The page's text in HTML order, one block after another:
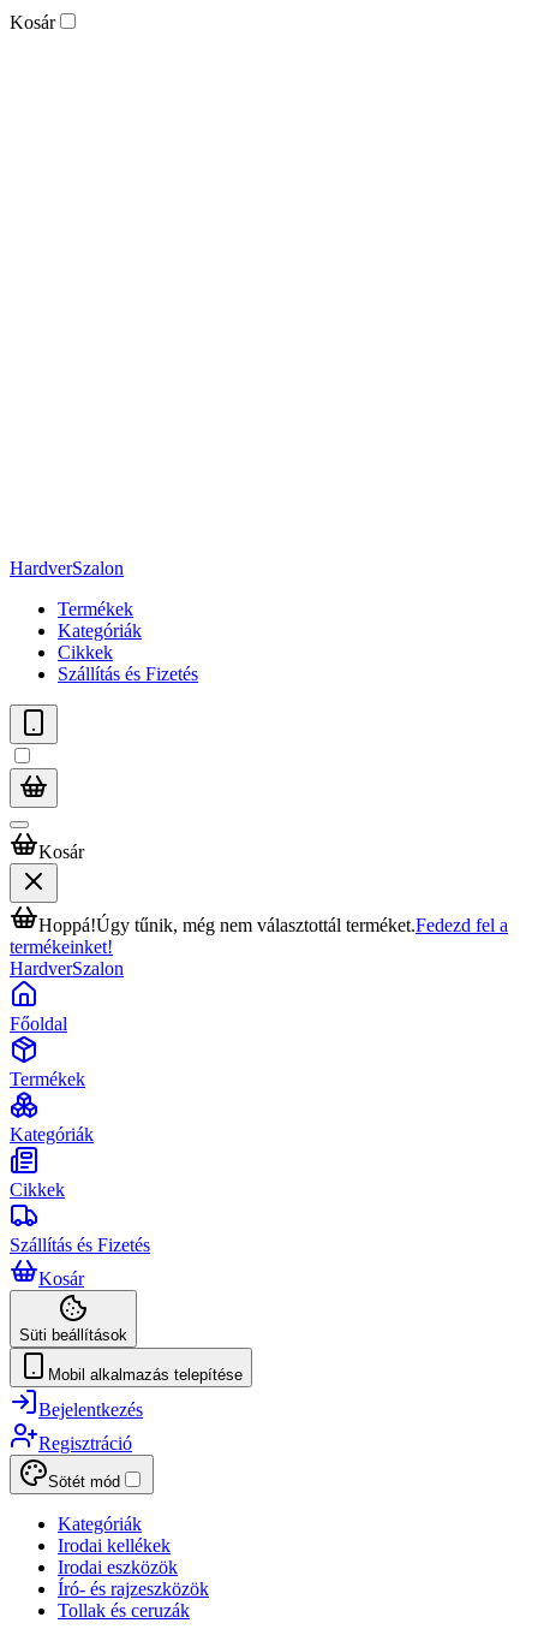
Kosár
HardverSzalon
Termékek
Kategóriák
Cikkek
Szállítás és Fizetés
Kosár
Hoppá!Úgy tűnik, még nem választottál terméket.Fedezd fel a
termékeinket!
HardverSzalon
Főoldal
Termékek
Kategóriák
Cikkek
Szállítás és Fizetés
Kosár
Süti beállítások
Mobil alkalmazás telepítése
Bejelentkezés
Regisztráció
Sötét mód
Kategóriák
Irodai kellékek
Irodai eszközök
Író- és rajzeszközök
Tollak és ceruzák